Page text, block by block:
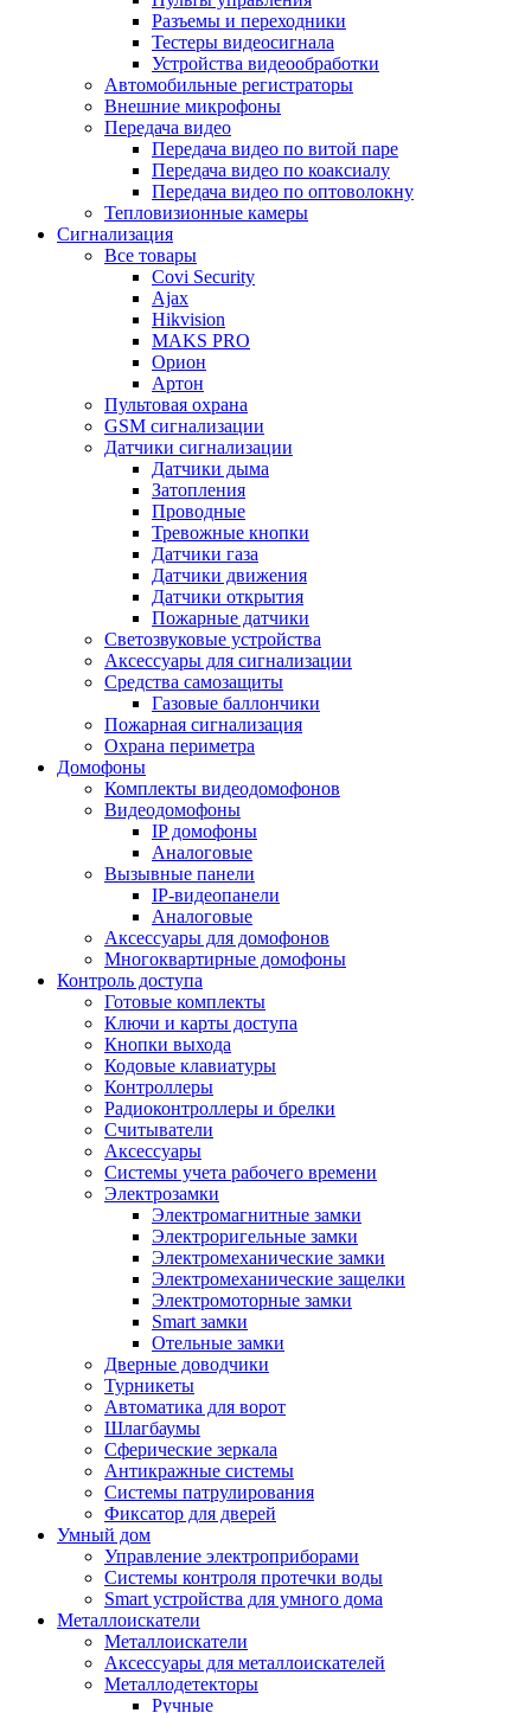
Разъемы и переходники
Тестеры видеосигнала
Устройства видеообработки
Автомобильные регистраторы
Внешние микрофоны
Передача видео
Передача видео по витой паре
Передача видео по коаксиалу
Передача видео по оптоволокну
Тепловизионные камеры
Сигнализация
Все товары
Covi Security
Ajax
Hikvision
MAKS PRO
Орион
Артон
Пультовая охрана
GSM сигнализации
Датчики сигнализации
Датчики дыма
Затопления
Проводные
Тревожные кнопки
Датчики газа
Датчики движения
Датчики открытия
Пожарные датчики
Светозвуковые устройства
Аксессуары для сигнализации
Средства самозащиты
Газовые баллончики
Пожарная сигнализация
Охрана периметра
Домофоны
Комплекты видеодомофонов
Видеодомофоны
IP домофоны
Аналоговые
Вызывные панели
IP-видеопанели
Аналоговые
Аксессуары для домофонов
Многоквартирные домофоны
Контроль доступа
Готовые комплекты
Ключи и карты доступа
Кнопки выхода
Кодовые клавиатуры
Контроллеры
Радиоконтроллеры и брелки
Считыватели
Аксессуары
Системы учета рабочего времени
Электрозамки
Электромагнитные замки
Электроригельные замки
Электромеханические замки
Электромеханические защелки
Электромоторные замки
Smart замки
Отельные замки
Дверные доводчики
Турникеты
Автоматика для ворот
Шлагбаумы
Сферические зеркала
Антикражные системы
Системы патрулирования
Фиксатор для дверей
Умный дом
Управление электроприборами
Системы контроля протечки воды
Smart устройства для умного дома
Металлоискатели
Металлоискатели
Аксессуары для металлоискателей
Металлодетекторы
Ручные